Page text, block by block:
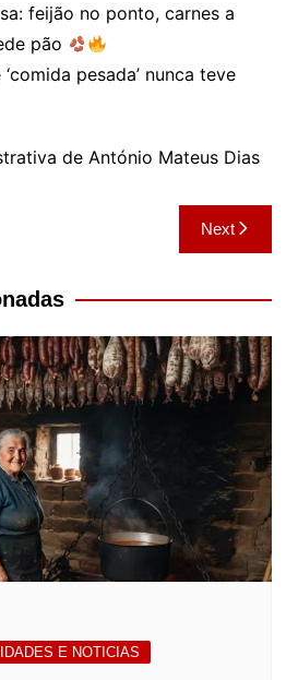
feijão no ponto, carnes a
pão
pesada’ nunca teve
de António Mateus Dias
Next
E NOTICIAS